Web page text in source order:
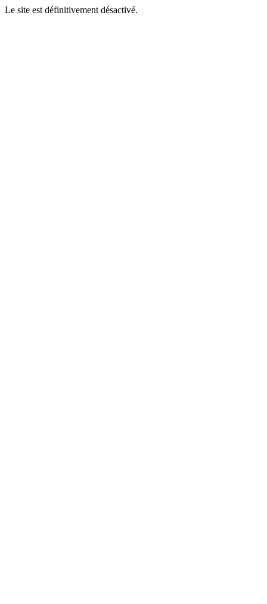
Le site est définitivement désactivé.